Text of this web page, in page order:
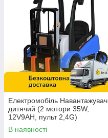
Електромобіль Навантажувач
дитячий (2 мотори 35W,
12V9AH, пульт 2,4G)
Спецтехніка Bambi M
5989BLR-4 Синій
В наявності